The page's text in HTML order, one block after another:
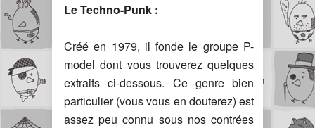
Le Techno-Punk :
Créé en 1979, il fonde le groupe P-
model dont vous trouverez quelques
extraits ci-dessous. Ce genre bien
particulier (vous vous en douterez) est
assez peu connu sous nos contrées